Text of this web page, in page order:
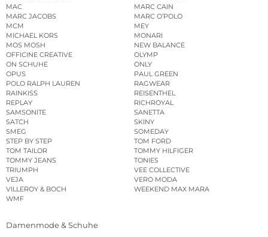
MAC
MARC CAIN
MARC JACOBS
MARC O’POLO
MCM
MEY
MICHAEL KORS
MONARI
MOS MOSH
NEW BALANCE
OFFICINE CREATIVE
OLYMP
ON SCHUHE
ONLY
OPUS
PAUL GREEN
POLO RALPH LAUREN
RAGWEAR
RAINKISS
REISENTHEL
REPLAY
RICHROYAL
SAMSONITE
SANETTA
SATCH
SKINY
SMEG
SOMEDAY
STEP BY STEP
TOM FORD
TOM TAILOR
TOMMY HILFIGER
TOMMY JEANS
TONIES
TRIUMPH
VEE COLLECTIVE
VEJA
VERO MODA
VILLEROY & BOCH
WEEKEND MAX MARA
WMF
Damenmode & Schuhe